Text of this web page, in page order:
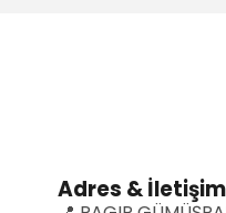
Adres & İletişim